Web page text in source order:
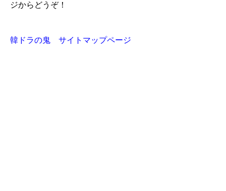
ジからどうぞ！
韓ドラの鬼 サイトマップページ